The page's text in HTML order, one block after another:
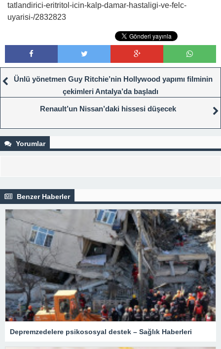
tatlandirici-eritritol-icin-kalp-damar-hastaligi-ve-felc-
uyarisi-/2832823
Ünlü yönetmen Guy Ritchie’nin Hollywood yapımı filminin
çekimleri Antalya’da başladı
Renault’un Nissan’daki hissesi düşecek
Yorumlar
Benzer Haberler
Depremzedelere psikososyal destek – Sağlık Haberleri